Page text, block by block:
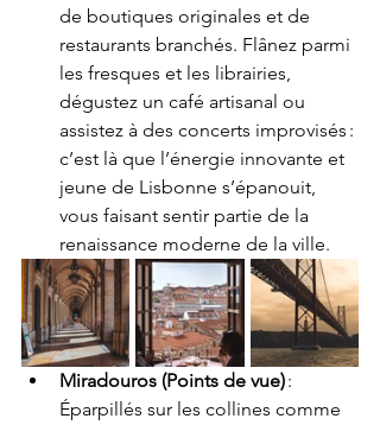
de boutiques originales et de
restaurants branchés. Flânez parmi
les fresques et les librairies,
dégustez un café artisanal ou
assistez à des concerts improvisés :
c’est là que l’énergie innovante et
jeune de Lisbonne s’épanouit,
vous faisant sentir partie de la
renaissance moderne de la ville.
Miradouros (Points de vue) :
Éparpillés sur les collines comme